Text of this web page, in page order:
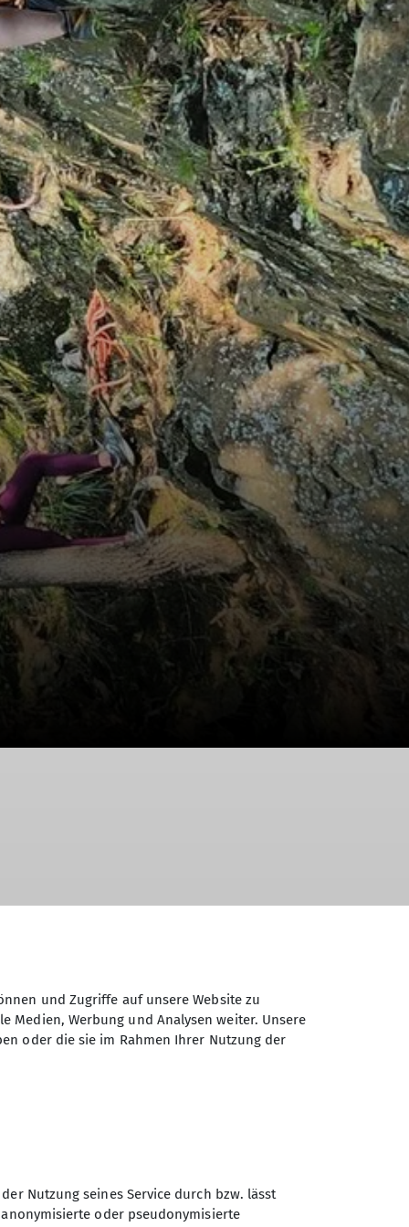
stetig auszubauen, verbessern
und Zugriffe auf unsere Website zu
Medien, Werbung und Analysen weiter. Unsere
oder die sie im Rahmen Ihrer Nutzung der
Nutzung seines Service durch bzw. lässt
oder pseudonymisierte